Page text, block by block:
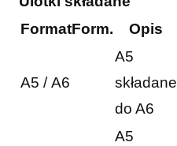
FormatForm. Opis
A5 / A6
A5
składane
do A6
A5